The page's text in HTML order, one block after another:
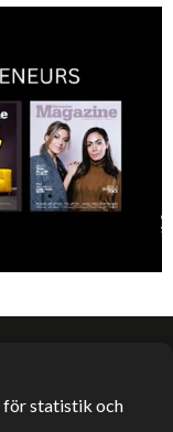
hans historia och
för statistik och